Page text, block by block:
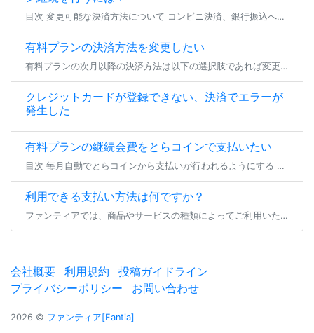
目次 変更可能な決済方法について コンビニ決済、銀行振込への変更 とらコインへの変更 変更可能な決済方法について クレジットカード決済以外で現在加入中の有料プラン継続を行いたい場合、 登録済みのクレジットカードを削除いた […]
有料プランの決済方法を変更したい
有料プランの次月以降の決済方法は以下の選択肢であれば変更が可能です。 各手順でお支払い方法のご変更をいただき、期日までにお支払いいただければ、プランの継続加入が可能となります。 ※現在加入いただいているプランから退会する […]
クレジットカードが登録できない、決済でエラーが
発生した
有料プランの継続会費をとらコインで支払いたい
目次 毎月自動でとらコインから支払いが行われるようにする 一時的にとらコインでのプラン継続支払いを行う 毎月自動でとらコインから支払いが行われるようにする 有料プランの継続会費をとらコインでお支払い頂く場合、事前にとらコ […]
利用できる支払い方法は何ですか？
ファンティアでは、商品やサービスの種類によってご利用いただけるお支払い方法が異なります。 プラン参加/継続・バックナンバー購入 ダウンロード商品/物販商品購入 投稿セレクト商品購入 くじ商品購入 コミッションリクエスト・ […]
会社概要 利用規約
投稿ガイドライン
プライバシーポリシー
お問い合わせ
2026 © ファンティア[Fantia]